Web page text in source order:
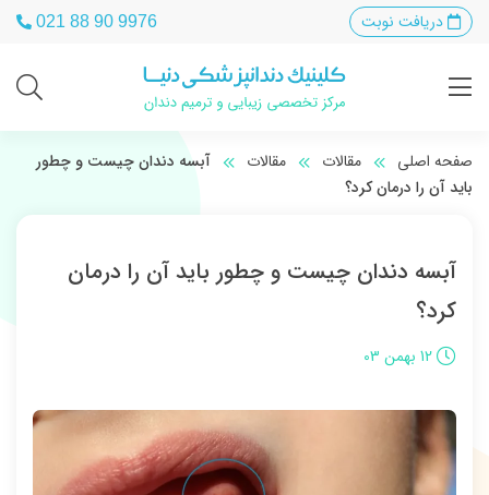
دریافت نوبت 021 88 90 9976
صفحه اصلی مقالات مقالات
آبسه دندان چیست و چطور
باید آن را درمان کرد؟
آبسه دندان چیست و چطور باید آن را درمان
کرد؟